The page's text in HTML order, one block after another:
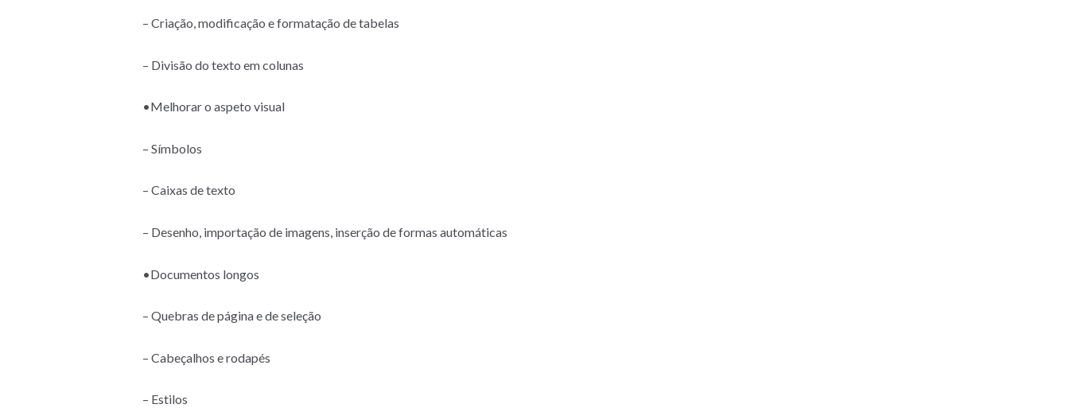
– Criação, modificação e formatação de tabelas
– Divisão do texto em colunas
•Melhorar o aspeto visual
– Símbolos
– Caixas de texto
– Desenho, importação de imagens, inserção de formas automáticas
•Documentos longos
– Quebras de página e de seleção
– Cabeçalhos e rodapés
– Estilos